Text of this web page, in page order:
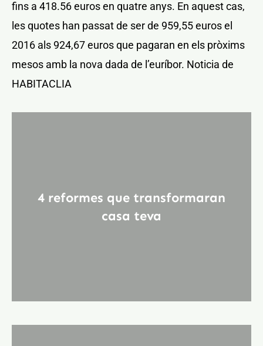
fins a 418.56 euros en quatre anys. En aquest cas,
les quotes han passat de ser de 959,55 euros el
2016 als 924,67 euros que pagaran en els pròxims
mesos amb la nova dada de l’euríbor. Noticia de
HABITACLIA
4 reformes que transformaran
casa teva